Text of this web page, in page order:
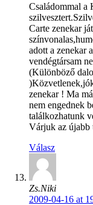
Családommal a
Carte zenekar
adott a zenekar
vendégtársam
(Különböző
zenekar ! Ma
nem engednek
találkozhatunk
Várjuk az újabb
Válasz
Zs.Niki
2009-04-16 at